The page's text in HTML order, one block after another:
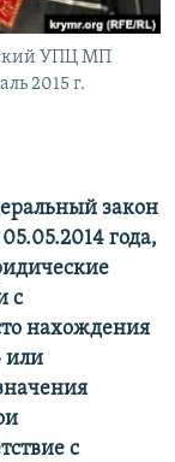
УПЦ МП
2015 г.
закон
года,
с
нахождения
или
с